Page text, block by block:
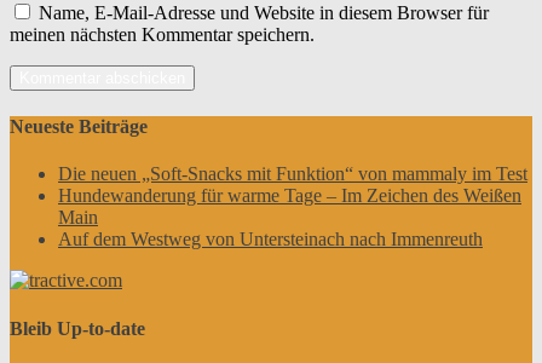
Name, E-Mail-Adresse und Website in diesem Browser für
meinen nächsten Kommentar speichern.
Neueste Beiträge
Die neuen „Soft-Snacks mit Funktion“ von mammaly im Test
Hundewanderung für warme Tage – Im Zeichen des Weißen
Main
Auf dem Westweg von Untersteinach nach Immenreuth
Bleib Up-to-date